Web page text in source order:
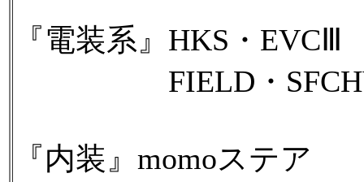
『電装系』HKS・EVCⅢ
FIELD・
『内装』momoステア